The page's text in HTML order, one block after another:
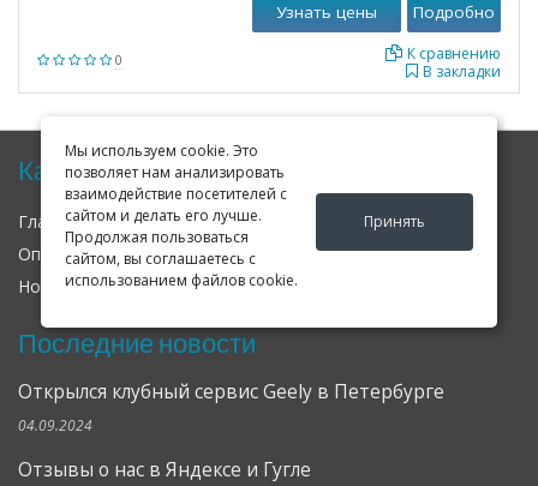
Мы используем cookie. Это
позволяет нам анализировать
взаимодействие посетителей с
сайтом и делать его лучше.
Продолжая пользоваться
сайтом, вы соглашаетесь с
использованием файлов cookie.
Принять
0
В закладки
К сравнению
Узнать цены Подробно
Карта сайта
Главная О нас
Контакты
Оплата
Доставка
Гарантия
Новости
Оферта
Последние новости
Открылся клубный сервис Geely в Петербурге
04.09.2024
Отзывы о нас в Яндексе и Гугле